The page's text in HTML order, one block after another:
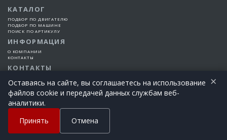
КАТАЛОГ
ПОДБОР ПО ДВИГАТЕЛЮ
ПОДБОР ПО МАШИНЕ
ПОИСК ПО АРТИКУЛУ
ИНФОРМАЦИЯ
О КОМПАНИИ
КОНТАКТЫ
КОНТАКТЫ
©2015-2026 Все права защищены | EngineTech Россия
+7 (925) 101-99-66
Оставаясь на сайте, вы соглашаетесь на использование
файлов cookie и передачей данных службам веб-
аналитики.
Принять
Отмена
×